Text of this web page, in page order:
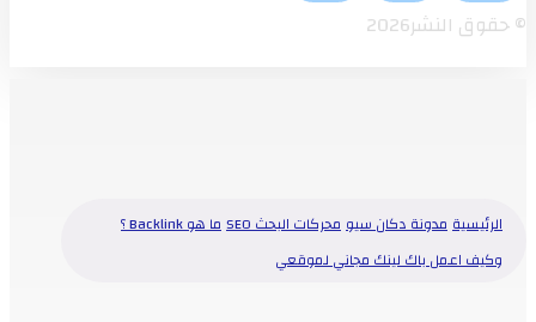
© حقوق النشر2026
الرئيسيةمدونة دكان سيومحركات البحث SEO
ما هو Backlink ؟
وكيف اعمل باك لينك مجاني لموقعي